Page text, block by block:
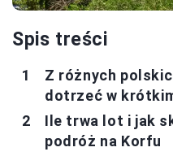
Spis treści
Z różnych
dotrzeć w
Ile trwa lot i jak
podróż na Korfu